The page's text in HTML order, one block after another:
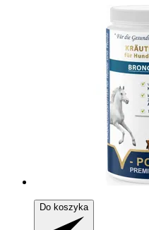
Do koszyka